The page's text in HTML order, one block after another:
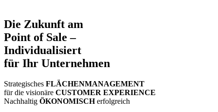
Die Zukunft am
Point of Sale –
Individualisiert
für Ihr Unternehmen
Strategisches FLÄCHENMANAGEMENT
für die visionäre CUSTOMER EXPERIENCE
Nachhaltig ÖKONOMISCHerfolgreich